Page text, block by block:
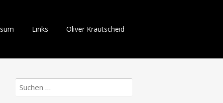
Links Oliver Krautscheid
Suchen
nach: